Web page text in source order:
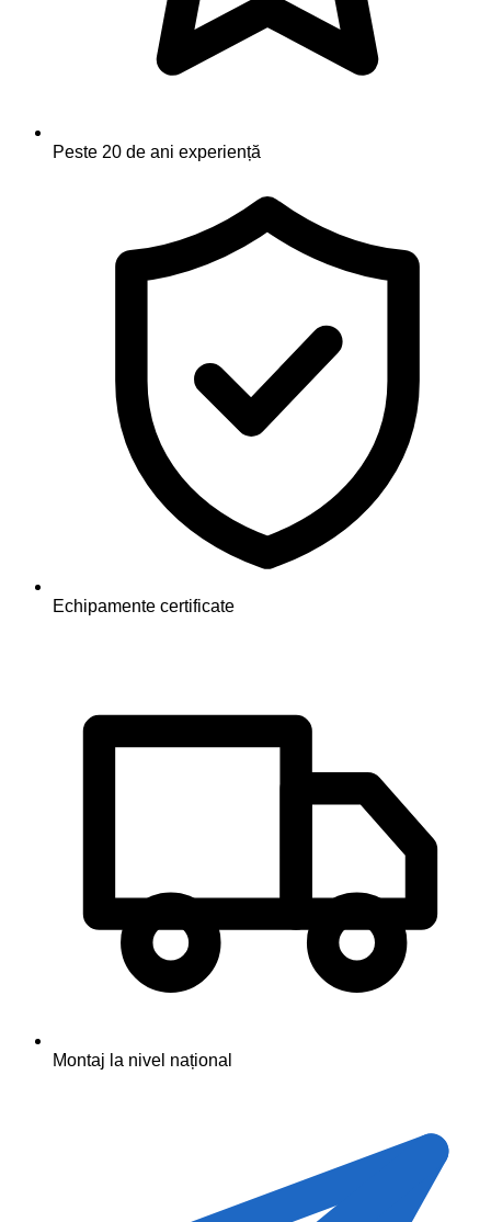
Peste 20 de ani experiență
Echipamente certificate
Montaj la nivel național